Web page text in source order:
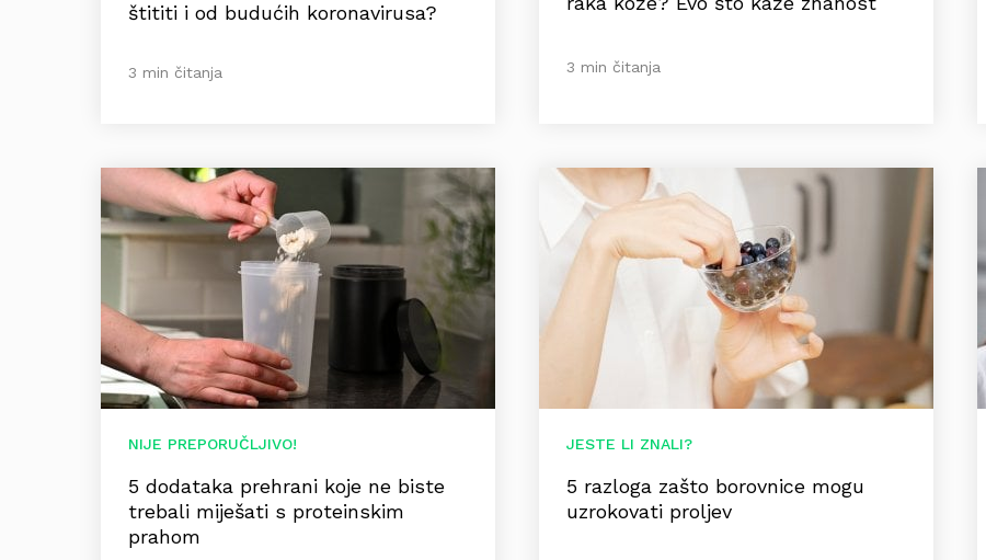
štititi i od budućih koronavirusa?
3 min čitanja 3 min čitanja
NIJE PREPORUČLJIVO!
5 dodataka prehrani koje ne biste
trebali miješati s proteinskim
prahom
JESTE LI ZNALI?
5 razloga zašto borovnice mogu
uzrokovati proljev